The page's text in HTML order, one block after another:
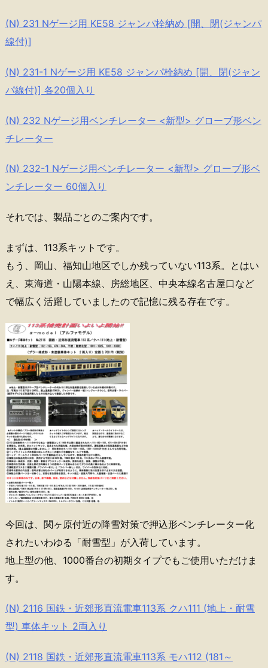
(N) 231 Nゲージ用 KE58 ジャンパ栓納め [開、閉(ジャンパ
線付)]
(N) 231-1 Nゲージ用 KE58 ジャンパ栓納め [開、閉(ジャン
パ線付)] 各20個入り
(N) 232 Nゲージ用ベンチレーター <新型> グローブ形ベン
チレーター
(N) 232-1 Nゲージ用ベンチレーター <新型> グローブ形ベ
ンチレーター 60個入り
それでは、製品ごとのご案内です。
まずは、113系キットです。
もう、岡山、福知山地区でしか残っていない113系。とはい
え、東海道・山陽本線、房総地区、中央本線名古屋口など
で幅広く活躍していましたので記憶に残る存在です。
今回は、関ヶ原付近の降雪対策で押込形ベンチレーター化
されたいわゆる「耐雪型」が入荷しています。
地上型の他、1000番台の初期タイプでもご使用いただけま
す。
(N) 2116 国鉄・近郊形直流電車113系 クハ111 (地上・耐雪
型) 車体キット 2両入り
(N) 2118 国鉄・近郊形直流電車113系 モハ112 (181～